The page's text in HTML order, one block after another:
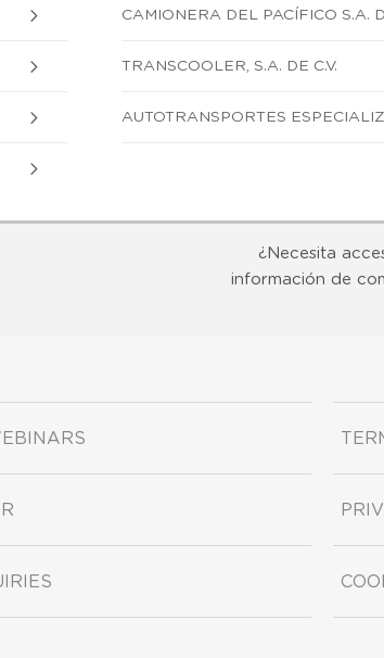
CAMIONERA DEL PACÍFICO S.A.
TRANSCOOLER, S.A. DE C.V.
AUTOTRANSPORTES
¿Necesita
información de